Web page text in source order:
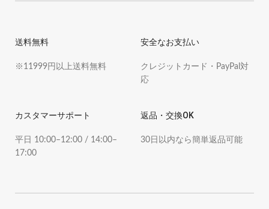
送料無料
※11999円以上送料無料
安全なお支払い
クレジットカード・PayPal対
応
カスタマーサポート
平日 10:00–12:00 / 14:00–
17:00
返品・交換OK
30日以内なら簡単返品可能